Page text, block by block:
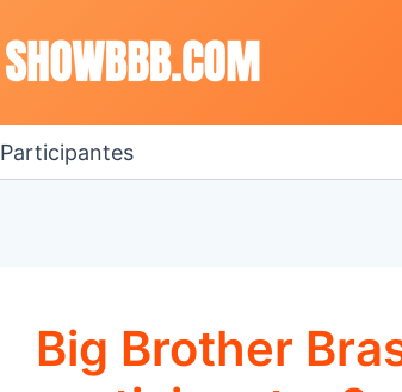
Participantes
Big Brother